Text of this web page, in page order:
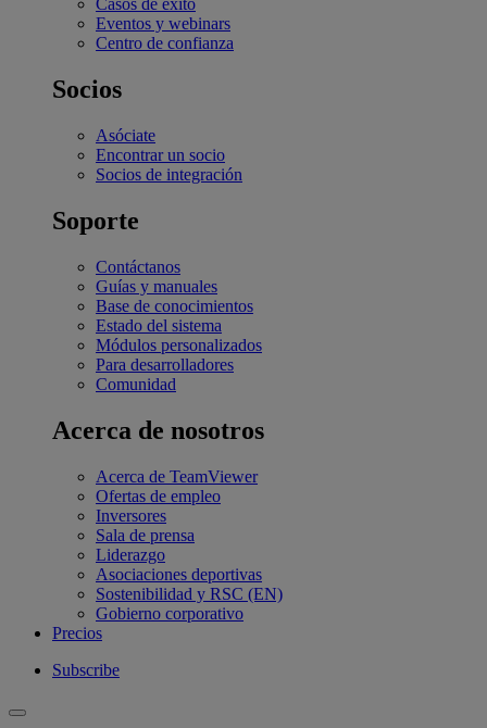
Casos de éxito
Eventos y webinars
Centro de confianza
Socios
Asóciate
Encontrar un socio
Socios de integración
Soporte
Contáctanos
Guías y manuales
Base de conocimientos
Estado del sistema
Módulos personalizados
Para desarrolladores
Comunidad
Acerca de nosotros
Acerca de TeamViewer
Ofertas de empleo
Inversores
Sala de prensa
Liderazgo
Asociaciones deportivas
Sostenibilidad y RSC (EN)
Gobierno corporativo
Precios
Subscribe